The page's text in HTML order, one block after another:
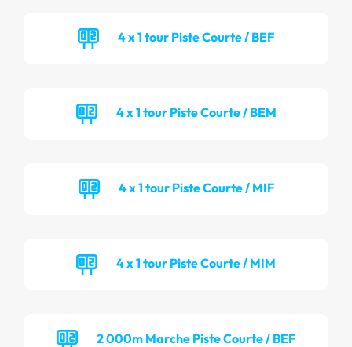
4 x 1 tour Piste Courte / BEF
4 x 1 tour Piste Courte / BEM
4 x 1 tour Piste Courte / MIF
4 x 1 tour Piste Courte / MIM
2 000m Marche Piste Courte / BEF